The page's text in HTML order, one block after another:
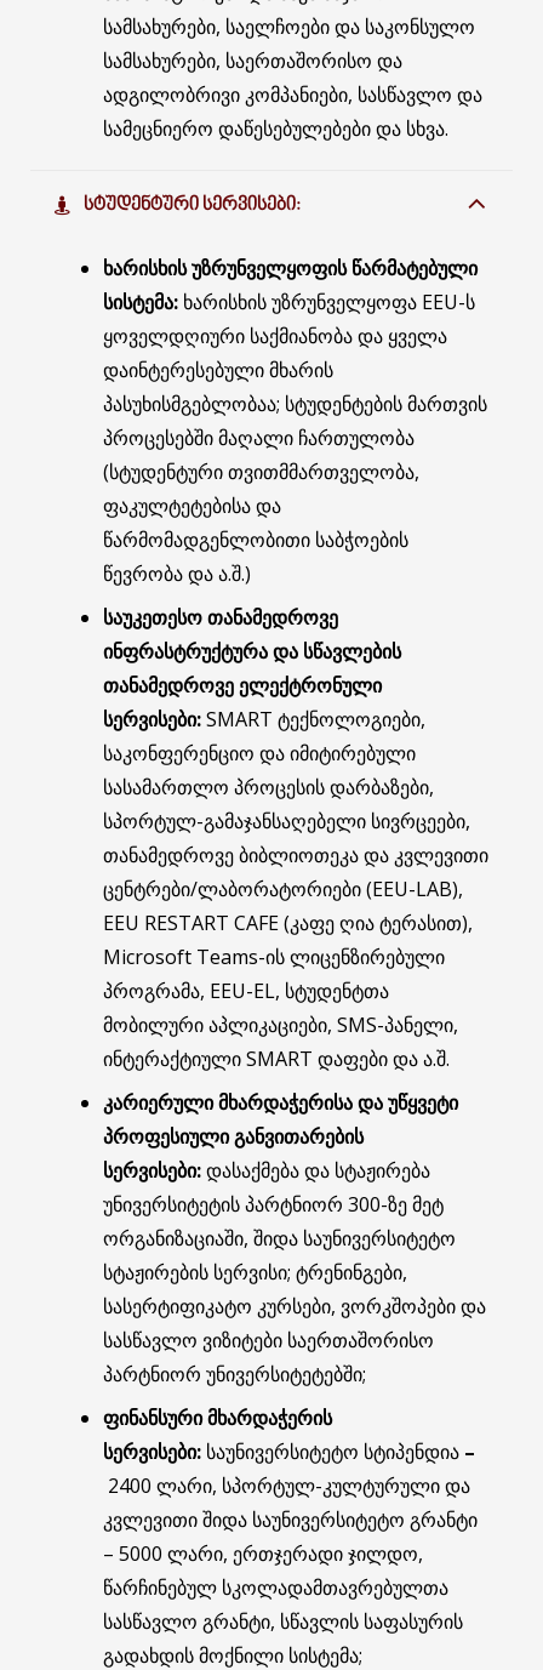
სამსახურები, საელჩოები და საკონსულო
სამსახურები, საერთაშორისო და
ადგილობრივი კომპანიები, სასწავლო და
სამეცნიერო დაწესებულებები და სხვა.
ᲡᲢᲣᲓᲔᲜᲢᲣᲠᲘ ᲡᲔᲠᲕᲘᲡᲔᲑᲘ:
ხარისხის უზრუნველყოფის წარმატებული
სისტემა: ხარისხის უზრუნველყოფა EEU-ს
ყოველდღიური საქმიანობა და ყველა
დაინტერესებული მხარის
პასუხისმგებლობაა; სტუდენტების მართვის
პროცესებში მაღალი ჩართულობა
(სტუდენტური თვითმმართველობა,
ფაკულტეტებისა და
წარმომადგენლობითი საბჭოების
წევრობა და ა.შ.)
საუკეთესო თანამედროვე
ინფრასტრუქტურა და სწავლების
თანამედროვე ელექტრონული
სერვისები:SMART ტექნოლოგიები,
საკონფერენციო და იმიტირებული
სასამართლო პროცესის დარბაზები,
სპორტულ-გამაჯანსაღებელი სივრცეები,
თანამედროვე ბიბლიოთეკა და კვლევითი
ცენტრები/ლაბორატორიები (EEU-LAB),
EEU RESTART CAFE (კაფე ღია ტერასით),
Microsoft Teams-ის ლიცენზირებული
პროგრამა, EEU-EL, სტუდენტთა
მობილური აპლიკაციები, SMS-პანელი,
ინტერაქტიული SMART დაფები და ა.შ.
კარიერული მხარდაჭერისა და უწყვეტი
პროფესიული განვითარების
სერვისები:დასაქმება და სტაჟირება
უნივერსიტეტის პარტნიორ 300-ზე მეტ
ორგანიზაციაში, შიდა საუნივერსიტეტო
სტაჟირების სერვისი; ტრენინგები,
სასერტიფიკატო კურსები, ვორკშოპები და
სასწავლო ვიზიტები საერთაშორისო
პარტნიორ უნივერსიტეტებში;
ფინანსური მხარდაჭერის
სერვისები: საუნივერსიტეტო სტიპენდია –
2400 ლარი, სპორტულ-კულტურული და
კვლევითი შიდა საუნივერსიტეტო გრანტი
– 5000 ლარი, ერთჯერადი ჯილდო,
წარჩინებულ სკოლადამთავრებულთა
სასწავლო გრანტი, სწავლის საფასურის
გადახდის მოქნილი სისტემა;